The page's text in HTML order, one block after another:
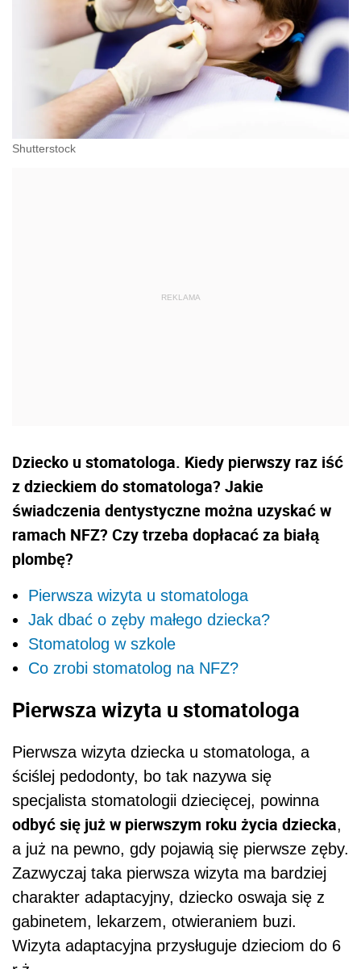
Shutterstock
Dziecko u stomatologa. Kiedy pierwszy raz iść
z dzieckiem do stomatologa? Jakie
świadczenia dentystyczne można uzyskać w
ramach NFZ? Czy trzeba dopłacać za białą
plombę?
Pierwsza wizyta u stomatologa
Jak dbać o zęby małego dziecka?
Stomatolog w szkole
Co zrobi stomatolog na NFZ?
Pierwsza wizyta u stomatologa
Pierwsza wizyta dziecka u stomatologa, a
ściślej pedodonty, bo tak nazywa się
specjalista stomatologii dziecięcej, powinna
odbyć się już w pierwszym roku życia dziecka,
a już na pewno, gdy pojawią się pierwsze zęby.
Zazwyczaj taka pierwsza wizyta ma bardziej
charakter adaptacyjny, dziecko oswaja się z
gabinetem, lekarzem, otwieraniem buzi.
Wizyta adaptacyjna przysługuje dzieciom do 6